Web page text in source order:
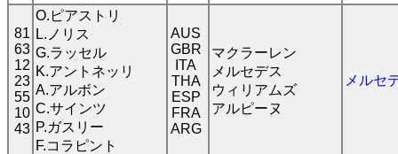
81
63
12
23
55
10
43
O.ピアストリ
L.ノリス
G.ラッセル
K.アントネッリ
A.アルボン
C.サインツ
P.ガスリー
F.コラピント
AUS
GBR
ITA
THA
ESP
FRA
ARG
マクラーレン
メルセデス
ウィリアムズ
アルピーヌ
メルセ